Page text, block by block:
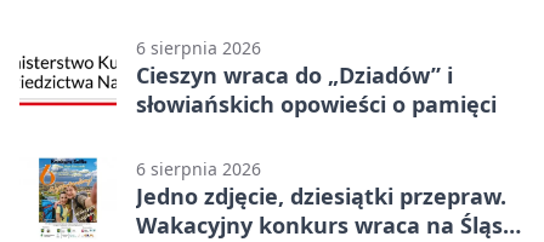
6 sierpnia 2026
Cieszyn wraca do „Dziadów” i
słowiańskich opowieści o pamięci
6 sierpnia 2026
Jedno zdjęcie, dziesiątki przepraw.
Wakacyjny konkurs wraca na Śląsk